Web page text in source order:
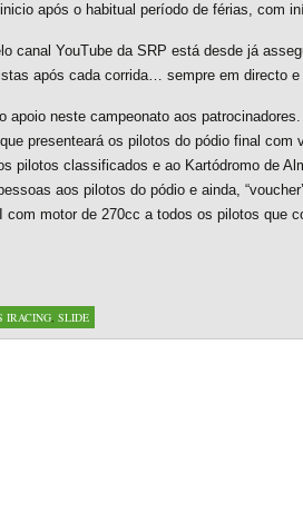
após o habitual período de férias, com
canal YouTube da SRP está desde já
após cada corrida… sempre em directo
apoio neste campeonato aos patrocinadores.
presenteará os pilotos do pódio final
pilotos classificados e ao Kartódromo de
aos pilotos do pódio e ainda,
com motor de 270cc a todos os pilotos que
IRACING, SLIDE